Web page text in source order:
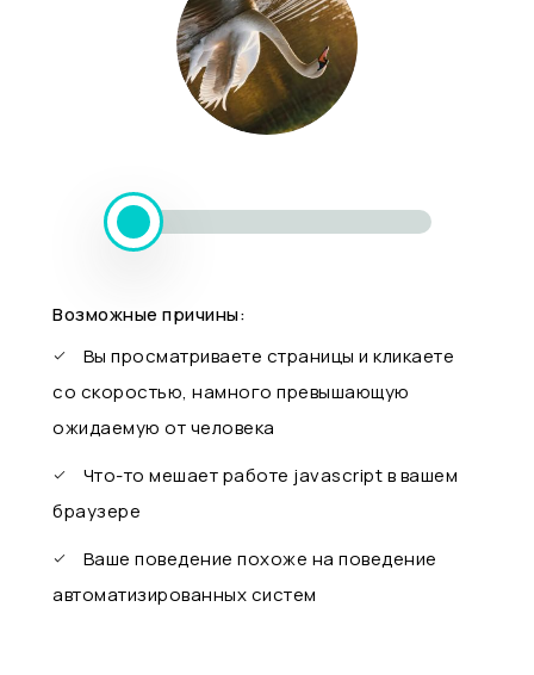
Возможные причины:
Вы просматриваете страницы и кликаете
со скоростью, намного превышающую
ожидаемую от человека
Что-то мешает работе javascript в вашем
браузере
Ваше поведение похоже на поведение
автоматизированных систем